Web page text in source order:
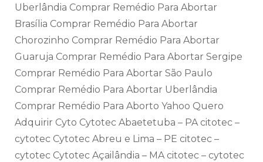
Uberlândia Comprar Remédio Para Abortar
Brasília Comprar Remédio Para Abortar
Chorozinho Comprar Remédio Para Abortar
Guaruja Comprar Remédio Para Abortar Sergipe
Comprar Remédio Para Abortar São Paulo
Comprar Remédio Para Abortar Uberlândia
Comprar Remédio Para Aborto Yahoo Quero
Adquirir Cyto Cytotec Abaetetuba – PA citotec –
cytotec Cytotec Abreu e Lima – PE citotec –
cytotec Cytotec Açailândia – MA citotec – cytotec